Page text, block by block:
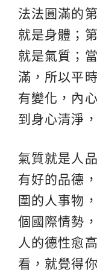
法法圓滿的
就是身體；
就是氣質；
滿，所以平
有變化，內
到身心清淨
氣質就是人
有好的品德
圍的人事物
個國際情勢
人的德性愈
看，就覺得